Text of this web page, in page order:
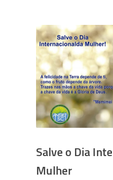
Salve o Dia
Mulher